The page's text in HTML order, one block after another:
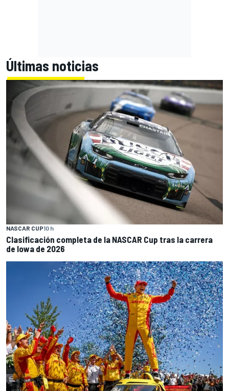
Últimas noticias
NASCAR CUP10 h
Clasificación completa de la NASCAR Cup tras la carrera
de Iowa de 2026